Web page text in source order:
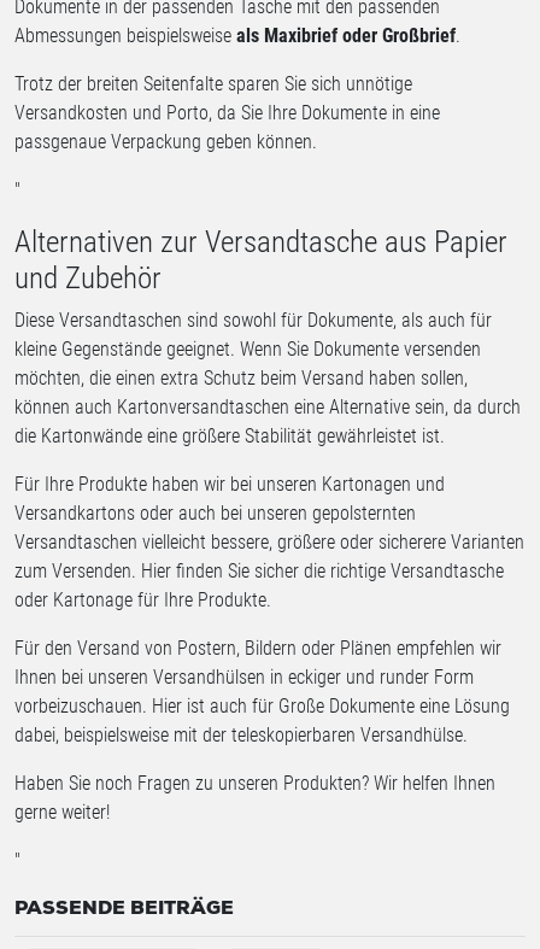
Dokumente in der passenden Tasche mit den passenden
Abmessungen beispielsweise als Maxibrief oder Großbrief.
Trotz der breiten Seitenfalte sparen Sie sich unnötige
Versandkosten und Porto, da Sie Ihre Dokumente in eine
passgenaue Verpackung geben können.
"
Alternativen zur Versandtasche aus Papier
und Zubehör
Diese Versandtaschen sind sowohl für Dokumente, als auch für
kleine Gegenstände geeignet. Wenn Sie Dokumente versenden
möchten, die einen extra Schutz beim Versand haben sollen,
können auch Kartonversandtaschen eine Alternative sein, da durch
die Kartonwände eine größere Stabilität gewährleistet ist.
Für Ihre Produkte haben wir bei unseren Kartonagen und
Versandkartons oder auch bei unseren gepolsternten
Versandtaschen vielleicht bessere, größere oder sicherere Varianten
zum Versenden. Hier finden Sie sicher die richtige Versandtasche
oder Kartonage für Ihre Produkte.
Für den Versand von Postern, Bildern oder Plänen empfehlen wir
Ihnen bei unseren Versandhülsen in eckiger und runder Form
vorbeizuschauen. Hier ist auch für Große Dokumente eine Lösung
dabei, beispielsweise mit der teleskopierbaren Versandhülse.
Haben Sie noch Fragen zu unseren Produkten? Wir helfen Ihnen
gerne weiter!
"
PASSENDE BEITRÄGE